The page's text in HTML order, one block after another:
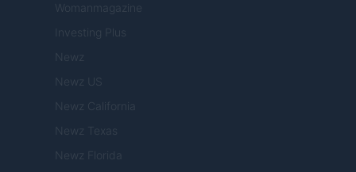
Womanmagazine
Investing Plus
Newz
Newz US
Newz California
Newz Texas
Newz Florida